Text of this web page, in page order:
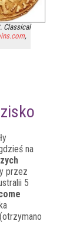
Classical
,
na
przez
5